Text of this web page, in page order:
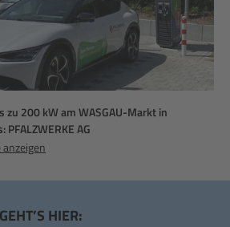
zu 200 kW am WASGAU-Markt in
AG
HIER: